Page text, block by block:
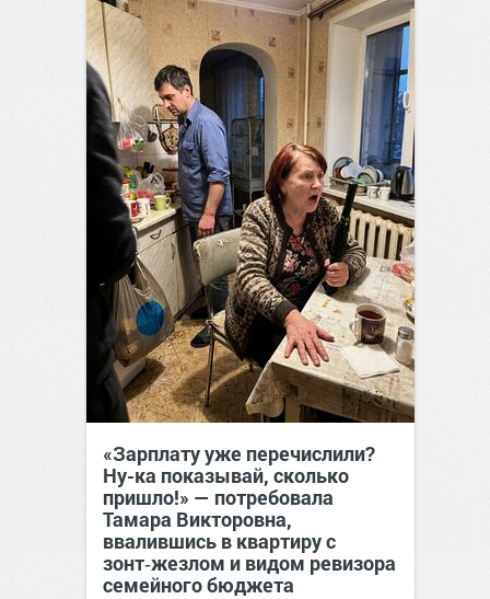
«Зарплату уже перечислили?
Ну-ка показывай, сколько
пришло!» — потребовала
Тамара Викторовна,
ввалившись в квартиру с
зонт‑жезлом и видом ревизора
семейного бюджета